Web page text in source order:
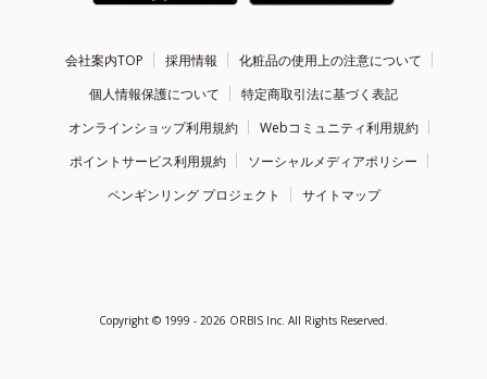
会社案内TOP 採用情報
化粧品の使用上の注意について
個人情報保護について
特定商取引法に基づく表記
オンラインショップ利用規約
Webコミュニティ利用規約
ポイントサービス利用規約
ソーシャルメディアポリシー
ペンギンリング プロジェクト
サイトマップ
Copyright © 1999 - 2026 ORBIS Inc. All Rights Reserved.